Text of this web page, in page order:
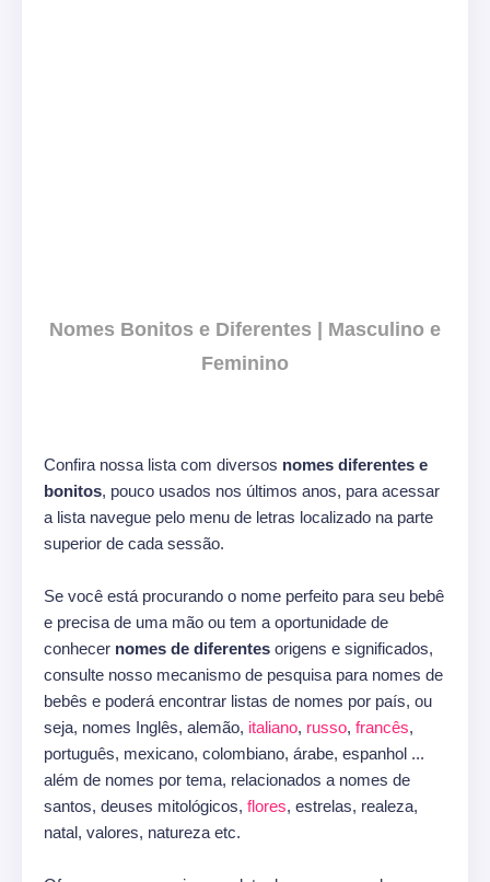
Nomes Bonitos e Diferentes | Masculino e
Feminino
Confira nossa lista com diversos nomes diferentes e
bonitos, pouco usados nos últimos anos, para acessar
a lista navegue pelo menu de letras localizado na parte
superior de cada sessão.
Se você está procurando o nome perfeito para seu bebê
e precisa de uma mão ou tem a oportunidade de
conhecer nomes de diferentes origens e significados,
consulte nosso mecanismo de pesquisa para nomes de
bebês e poderá encontrar listas de nomes por país, ou
seja, nomes Inglês, alemão, italiano, russo, francês,
português, mexicano, colombiano, árabe, espanhol ...
além de nomes por tema, relacionados a nomes de
santos, deuses mitológicos, flores, estrelas, realeza,
natal, valores, natureza etc.